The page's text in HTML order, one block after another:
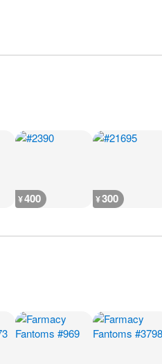
¥400 ¥300